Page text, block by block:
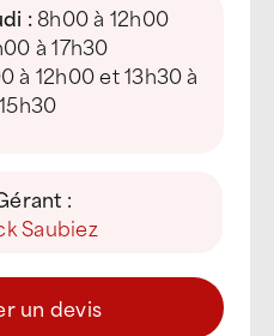
:8h00 à 12h00
à 17h30
à 12h00 et 13h30 à
15h30
:
Saubiez
un devis